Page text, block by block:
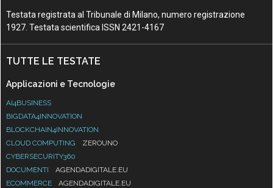
Testata registrata al Tribunale di Milano, numero registrazione
1927. Testata scientifica ISSN 2421-4167
TUTTE LE TESTATE
Applicazioni e Tecnologie
AI4BUSINESS
BIGDATA4INNOVATION
BLOCKCHAIN4INNOVATION
CLOUD COMPUTING
ZEROUNO
CYBERSECURITY360
DOCUMENTI
AGENDADIGITALE.EU
ECOMMERCE
AGENDADIGITALE.EU